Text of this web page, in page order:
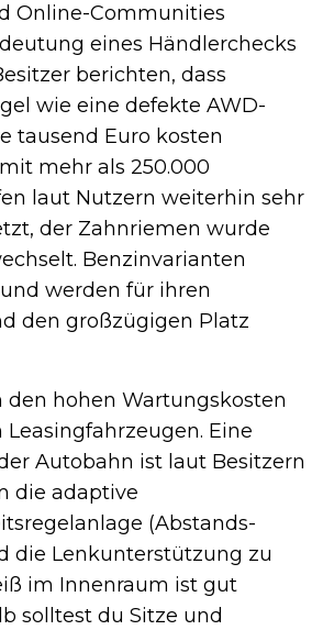
Online-Communities
eines Händlerchecks
berichten, dass
wie eine defekte AWD-
tausend Euro kosten
mehr als 250.000
laut Nutzern weiterhin sehr
der Zahnriemen wurde
Benzinvarianten
werden für ihren
den großzügigen Platz
den hohen Wartungskosten
Eine
Autobahn ist laut Besitzern
die adaptive
(Abstands-
die Lenkunterstützung zu
im Innenraum ist gut
solltest du Sitze und